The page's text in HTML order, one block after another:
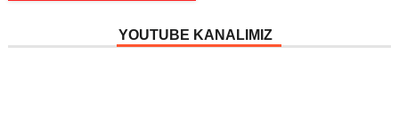
YOUTUBE KANALIMIZ